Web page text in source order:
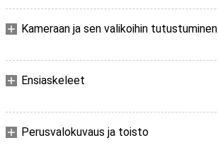
Kameraan ja sen valikoihin tutustuminen
Ensiaskeleet
Perusvalokuvaus ja toisto